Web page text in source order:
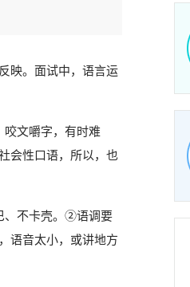
映。 面试中， 语言运
咬文嚼字， 有时难
会性口语， 所以， 也
不卡壳。 ②语调要
语音太小， 或讲地方